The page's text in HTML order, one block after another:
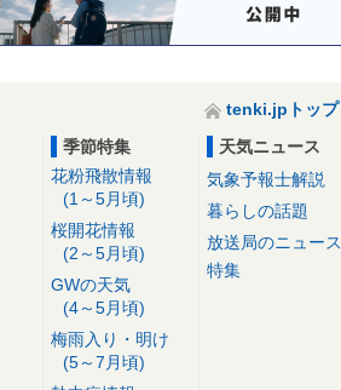
tenki.jpトップ
季節特集
花粉飛散情報
(1～5月頃)
桜開花情報
(2～5月頃)
GWの天気
(4～5月頃)
梅雨入り・明け
(5～7月頃)
天気ニュース
気象予報士解説
暮らしの話題
放送局のニュース
特集